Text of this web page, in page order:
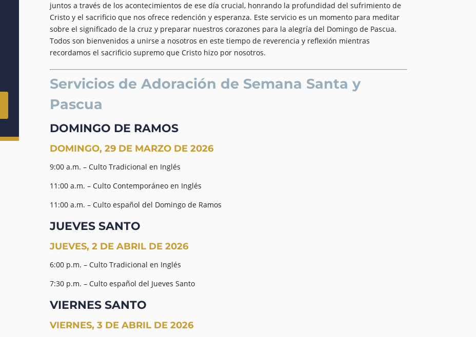
juntos a través de los acontecimientos de ese día crucial, honrando la profundidad del sufrimiento de
Cristo y el sacrificio que nos ofrece redención y esperanza. Este servicio es un momento para meditar
sobre el significado de la cruz y preparar nuestros corazones para la alegría del Domingo de Pascua.
Todos son bienvenidos a unirse a nosotros en este tiempo de reverencia y reflexión mientras
recordamos el sacrificio supremo que Cristo hizo por nosotros.
Servicios de Adoración de Semana Santa y
Pascua
DOMINGO DE RAMOS
DOMINGO, 29 DE MARZO DE 2026
9:00 a.m. – Culto Tradicional en Inglés
11:00 a.m. – Culto Contemporáneo en Inglés
11:00 a.m. – Culto español del Domingo de Ramos
JUEVES SANTO
JUEVES, 2 DE ABRIL DE 2026
6:00 p.m. – Culto Tradicional en Inglés
7:30 p.m. – Culto español del Jueves Santo
VIERNES SANTO
VIERNES, 3 DE ABRIL DE 2026